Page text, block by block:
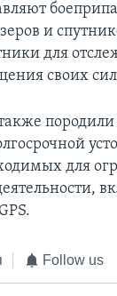
и
для
своих
для
Follow us